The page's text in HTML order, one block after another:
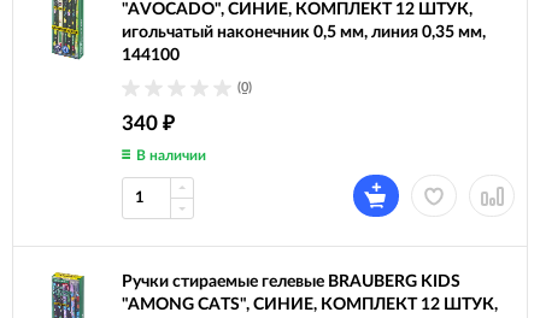
"AVOCADO", СИНИЕ, КОМПЛЕКТ 12 ШТУК,
игольчатый наконечник 0,5 мм, линия 0,35 мм,
144100
(0)
340 ₽
В наличии
Ручки стираемые гелевые BRAUBERG KIDS
"AMONG CATS", СИНИЕ, КОМПЛЕКТ 12 ШТУК,